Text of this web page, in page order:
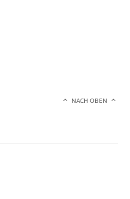
NACH OBEN